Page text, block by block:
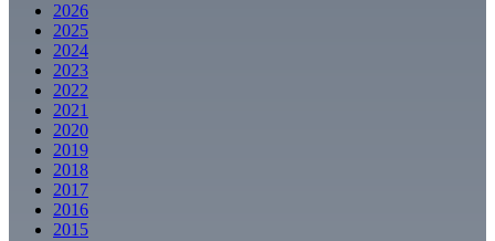
2026
2025
2024
2023
2022
2021
2020
2019
2018
2017
2016
2015